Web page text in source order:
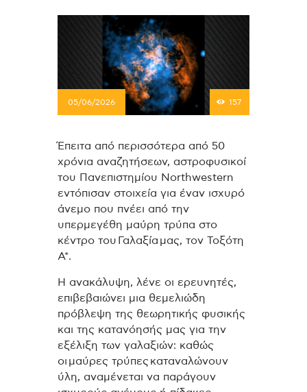
05/06/2026 157
Έπειτα από περισσότερα από 50
χρόνια αναζητήσεων, αστροφυσικοί
του Πανεπιστημίου Northwestern
εντόπισαν στοιχεία για έναν ισχυρό
άνεμο που πνέει από την
υπερμεγέθη μαύρη τρύπα στο
κέντρο του Γαλαξία μας, τον Τοξότη
A*.
Η ανακάλυψη, λένε οι ερευνητές,
επιβεβαιώνει μια θεμελιώδη
πρόβλεψη της θεωρητικής φυσικής
και της κατανόησής μας για την
εξέλιξη των γαλαξιών: καθώς
οι μαύρες τρύπες καταναλώνουν
ύλη, αναμένεται να παράγουν